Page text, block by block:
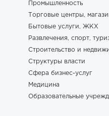
Промышленность
Торговые центры,
Бытовые услуги, ЖКХ
Развлечения, спорт,
Строительство и
Структуры власти
Сфера бизнес-услуг
Медицина
Образовательные